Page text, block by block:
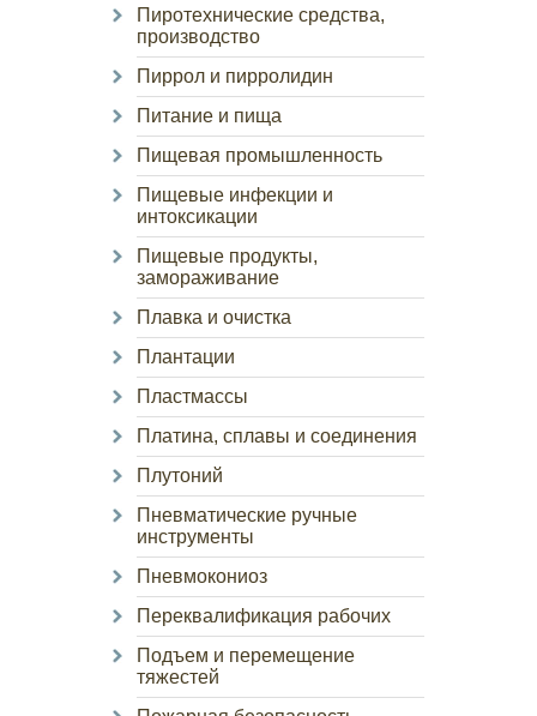
Пиротехнические средства,
производство
Пиррол и пирролидин
Питание и пища
Пищевая промышленность
Пищевые инфекции и
интоксикации
Пищевые продукты,
замораживание
Плавка и очистка
Плантации
Пластмассы
Платина, сплавы и соединения
Плутоний
Пневматические ручные
инструменты
Пневмокониоз
Переквалификация рабочих
Подъем и перемещение
тяжестей